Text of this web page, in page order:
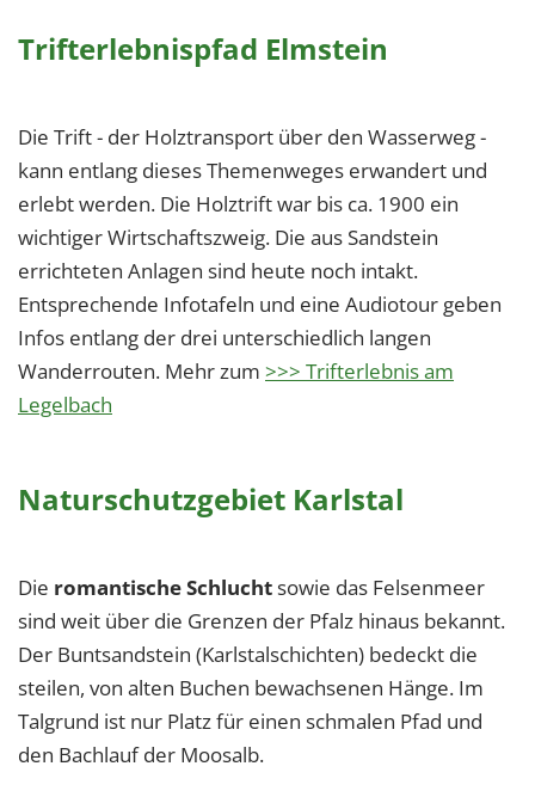
Trifterlebnispfad Elmstein
Die Trift - der Holztransport über den Wasserweg -
kann entlang dieses Themenweges erwandert und
erlebt werden. Die Holztrift war bis ca. 1900 ein
wichtiger Wirtschaftszweig. Die aus Sandstein
errichteten Anlagen sind heute noch intakt.
Entsprechende Infotafeln und eine Audiotour geben
Infos entlang der drei unterschiedlich langen
Wanderrouten. Mehr zum >>> Trifterlebnis am
Legelbach
Naturschutzgebiet Karlstal
Die romantische Schluchtsowie das Felsenmeer
sind weit über die Grenzen der Pfalz hinaus bekannt.
Der Buntsandstein (Karlstalschichten) bedeckt die
steilen, von alten Buchen bewachsenen Hänge. Im
Talgrund ist nur Platz für einen schmalen Pfad und
den Bachlauf der Moosalb.